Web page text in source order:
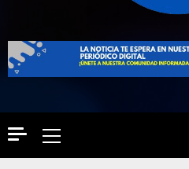
Primary
Menu